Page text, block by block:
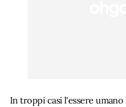
In troppi casi l'essere